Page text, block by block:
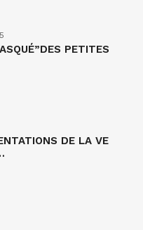
PETITES
DE LA VE